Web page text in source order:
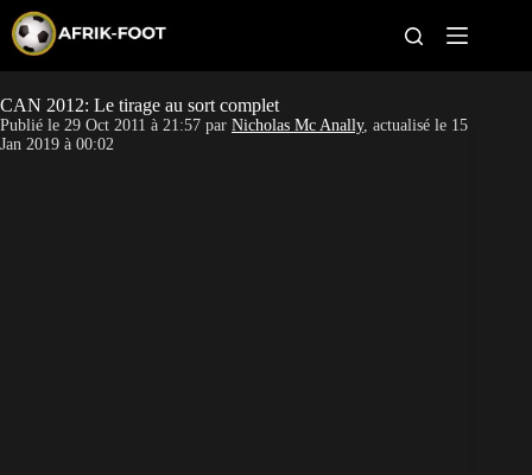
p
o
c
CAN féminine
CAN 2012: Le tirage au sort complet
Publié le 29 Oct 2011 à 21:57 par Nicholas Mc Anally, actualisé le 15
Jan 2019 à 00:02